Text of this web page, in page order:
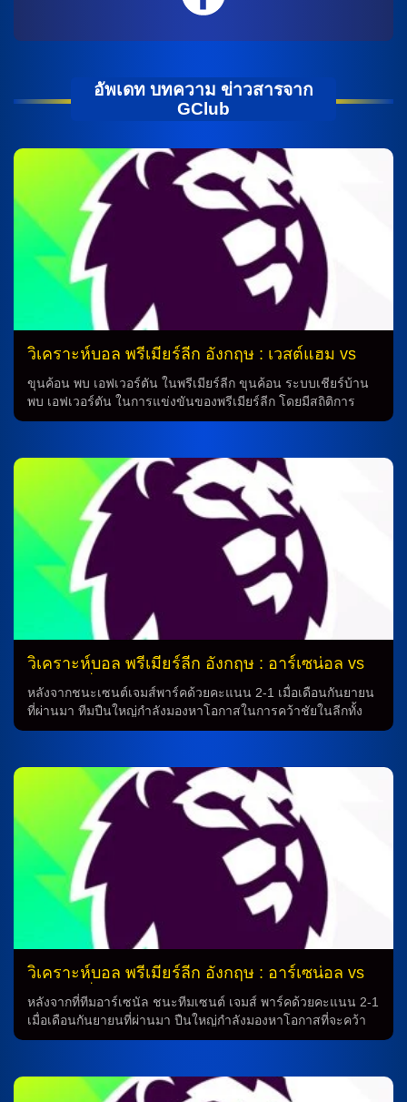
อัพเดท บทความ ข่าวสารจาก
GClub
วิเคราะห์บอล พรีเมียร์ลีก อังกฤษ : เวสต์แฮม vs
เอฟเวอร์ตัน
ขุนค้อน พบ เอฟเวอร์ตัน ในพรีเมียร์ลีก ขุนค้อน ระบบเชียร์บ้าน
พบ เอฟเวอร์ตัน ในการแข่งขันของพรีเมียร์ลีก โดยมีสถิติการ
ชนะอยู่ที่ 3 ครั้งจากทั้งหมด 17 ครั้งที่เจอกัน ซึ่งอาจจะดูเหนื่อยแต่
เกมที่ดีเมื่อเล่นในลอนดอนสเตเดี้ยม โดยชนะได้ 2 ครั้ง และเสมอ
1 ครั้ง นูโน่ ซานโต ไม่มีปัญหาผู้เล่นบาดเจ็บ นูโน่ ซานโต กุนซือ
ชาวโปรตุเกส เป็นผู้จัดการทีมขุนค้อนที่ยืนหนึ่งอยู่ในที่ 2 ของ
ตารางการแข่งขัน และทีมของเขาไม่มีปัญหาใดๆเรื่องผู้เล่นบาด
เจ็บในทีมชุดใหญ่ แม้แต่รายเดียว ทั้งนี้เพราะสภาพทีมอยู่สมบูรณ์
แข็งแรงอย่างที่สุด คาลลั่ม วิลสัน มีสถิติทำไป 8 ประตูจาก 7 นัด
แม้ว่า คัลลั่ม วิลสัน จะมีสถิติทำไป 8 ประตูจาก 7 นัดในพรีเมียร์
ลีกเมื่อพบกับ เอฟเวอร์ตัน โดยเขาคาดว่า ตาตี้ […]
วิเคราะห์บอล พรีเมียร์ลีก อังกฤษ : อาร์เซน่อล vs
นิวคาสเซิ่ล
หลังจากชนะเซนต์เจมส์พาร์คด้วยคะแนน 2-1 เมื่อเดือนกันยายน
ที่ผ่านมา ทีมปืนใหญ่กำลังมองหาโอกาสในการคว้าชัยในลีกทั้ง
สองนัดเหนือทีมนิวคาสเซิ่ลในซีซั่นเดียวกัน นี่เป็นครั้งแรกที่ทีม
เซิ่ลกำลังรอคอยเพื่อดูว่า นักเตะสำคัญอย่างบูคาโย่ซาก้า (น่อง)
จะพร้อมที่จะกลับมาเล่นหรือไม่ นอกจากนี้ มิเกล อาร์เตต้ากุนซือ
ชาวสเปนก็ยังมีความสงสัยว่า นักเตะอื่นๆเช่น ริคคาร์โด้ คาลาฟิ
ออรี่และยูเรียน ทิมเบอร์ จะเข้าสู่สนามเหมือนเดิมหรือไม่ ซึ่งรวม
ถึงมิเกล เมรีโน่ที่กำลังฟื้นฟูจากการผ่าตัดเท้า สโตคฮอม ไม่เคย
ชนะเลยใน 13 ครั้งที่เขาเยือนสนามของอาร์เซน่อลในพรีเมียร์ลีก
(11 เสมอ 1 แพ้) และทำได้เพียงประตูเดียวจาก 9 ครั้งที่เขาเยือน
สนามของเอมิเรตส์ สเตเดี้ยม กุนซือ เอ็ดดี้ ฮาวยังคงไม่มีทิโน่ ลิฟ
ราเมนโต้ที่บาดเจ็บจากการแข่งขันกับ บอร์นมัธ และเป็นไปได้ว่า
เขาอาจจะต้องพักเพื่อรักษาตัวอย่างต่อไปในฤดูกาล แอนโทนี่ กอร์
ดอนก็ยังมีปัญหาด้านสุขภาพเช่นกัน เช่นเดียวกับเอมิล คราฟธ์
และฟาเบียน แชร์ ในขณะที่ โชเอลินตอน ยังคงต้องทำการติด
โทษแบน ทีมอาร์เซน่อลจะเข้าสู่เกมอย่างแข็งแรง โดยมีฟอร์มที่ดี
อย่างต่อเนื่อง แม้ว่าเขาจะต้องเล่นในสนามเหย้า แต่ก็จะไม่ได้เป็น
เรื่องง่าย ทีมนิวคาสเซิ่ลยูไนเต็ดอาจจะไม่มีผลงานที่ดีจากทำนาย
ฟุตบอล แต่ยังมีจุดเด่นที่สามารถทำให้เขากลับมาได้อย่างมี
เอาชนะทีมนิวคาสเซิ่ลแม้ว่าโอกาสในการแพ้หรือเบาดายจาก
การบาดเจ็บจะน้อยมาก นอกจากนี้ […]
วิเคราะห์บอล พรีเมียร์ลีก อังกฤษ : อาร์เซน่อล vs
นิวคาสเซิ่ล
หลังจากที่ทีมอาร์เซนัล ชนะทีมเซนต์ เจมส์ พาร์คด้วยคะแนน 2-1
เมื่อเดือนกันยายนที่ผ่านมา ปืนใหญ่กำลังมองหาโอกาสที่จะคว้า
ชัยในลีกทั้งสองนัดอีกครั้ง เมื่อพวกเขาเผชิญหน้ากับทีมนิวคาส
ของทีมอาร์เซนัลยังคงมั่นใจในการทำนายเพราะมิเกล อาร์เตต้า
กุนซือชาวสเปนมีความสงสัยว่า บูคาโย่ ซาก้าจะพร้อมกลับมา